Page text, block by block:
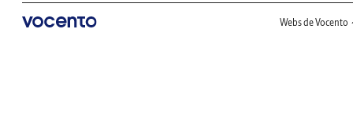
Webs de Vocento